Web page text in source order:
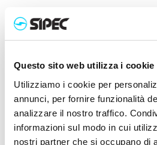
Questo sito web utilizza i cookie
Utilizziamo i cookie per
annunci, per fornire funzionalità
analizzare il nostro traffico.
informazioni sul modo in cui
nostri partner che si occupano di
Farbe: Schwarz
50+ 100+ 250
Neutraler Preis 26,000 € 26,000€
Druckpreis
29,023 € 28,870€